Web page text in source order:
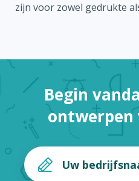
zijn voor zowel gedrukte
Begin
ontwerpen